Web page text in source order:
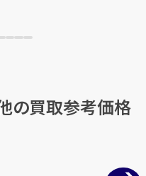
無料査定
く)他の買取参考価格